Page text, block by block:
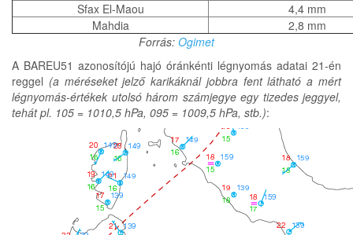
Sfax El-Maou
4,4 mm
Mahdia
2,8 mm
Forrás: Ogimet
A BAREU51 azonosítójú hajó óránkénti légnyomás adatai 21-én
reggel (a méréseket jelző karikáknál jobbra fent látható a mért
légnyomás-értékek utolsó három számjegye egy tizedes jeggyel,
tehát pl. 105 = 1010,5 hPa, 095 = 1009,5 hPa, stb.):